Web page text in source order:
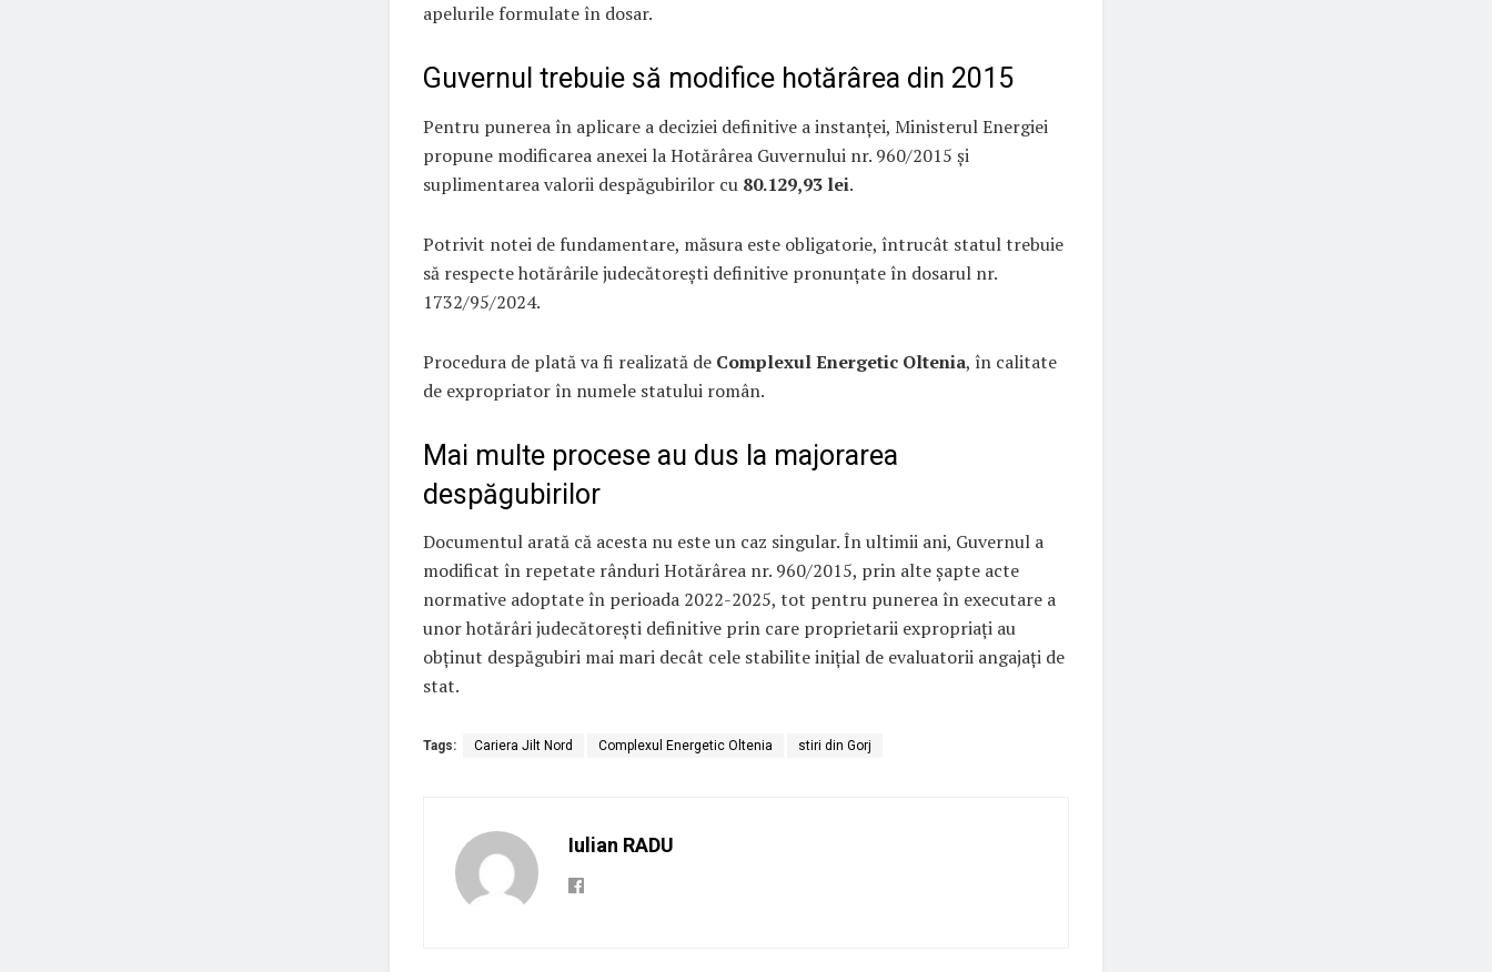
apelurile formulate în dosar.
Guvernul trebuie să modifice hotărârea din 2015
Pentru punerea în aplicare a deciziei definitive a instanței, Ministerul Energiei
propune modificarea anexei la Hotărârea Guvernului nr. 960/2015 și
suplimentarea valorii despăgubirilor cu 80.129,93 lei.
Potrivit notei de fundamentare, măsura este obligatorie, întrucât statul trebuie
să respecte hotărârile judecătorești definitive pronunțate în dosarul nr.
1732/95/2024.
Procedura de plată va fi realizată de Complexul Energetic Oltenia, în calitate
de expropriator în numele statului român.
Mai multe procese au dus la majorarea
despăgubirilor
Documentul arată că acesta nu este un caz singular. În ultimii ani, Guvernul a
modificat în repetate rânduri Hotărârea nr. 960/2015, prin alte șapte acte
normative adoptate în perioada 2022-2025, tot pentru punerea în executare a
unor hotărâri judecătorești definitive prin care proprietarii expropriați au
obținut despăgubiri mai mari decât cele stabilite inițial de evaluatorii angajați de
stat.
Tags: Cariera Jilt Nord Complexul Energetic Oltenia stiri din Gorj
Iulian RADU